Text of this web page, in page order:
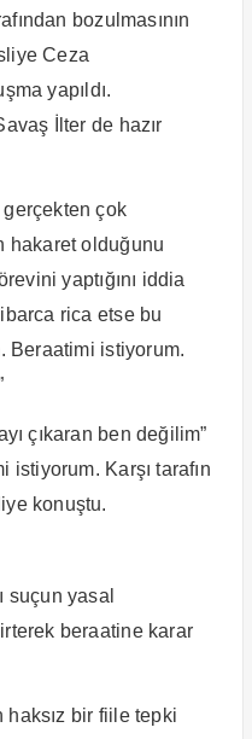
bozulmasının
Ceza
yapıldı.
İlter de hazır
gerçekten çok
hakaret olduğunu
yaptığını iddia
rica etse bu
Beraatimi istiyorum.
çıkaran ben değilim”
istiyorum. Karşı tarafın
konuştu.
suçun yasal
beraatine karar
bir fiile tepki